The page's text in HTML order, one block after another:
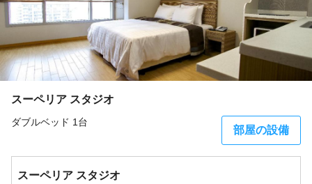
スーペリア スタジオ
ダブルベッド 1台
部屋の設備
スーペリア スタジオ